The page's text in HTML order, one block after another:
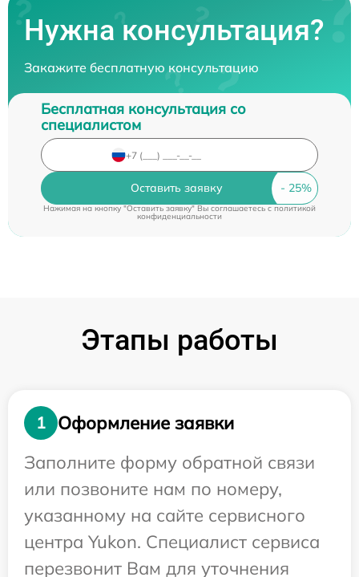
Нужна консультация?
Закажите бесплатную консультацию
Бесплатная консультация со
специалистом
Оставить заявку
Нажимая на кнопку "Оставить заявку" Вы соглашаетесь cполитикой
конфиденциальности
Этапы работы
1
Оформление заявки
Заполните форму обратной связи
или позвоните нам по номеру,
указанному на сайте сервисного
центра Yukon. Специалист сервиса
перезвонит Вам для уточнения